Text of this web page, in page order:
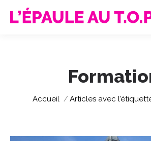
Vous êtes ici :
Accueil Articles avec